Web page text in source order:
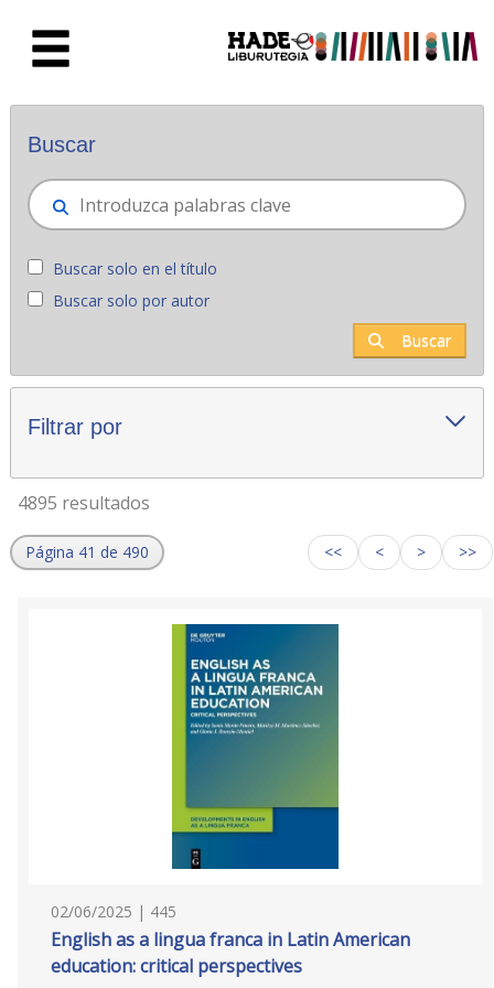
Novedades - Liburutegia
Buscar
Buscar solo en el título
Buscar solo por autor
Buscar
Filtrar por
4895 resultados
Página 41 de 490 << < > >>
02/06/2025 | 445
English as a lingua franca in Latin American
education: critical perspectives